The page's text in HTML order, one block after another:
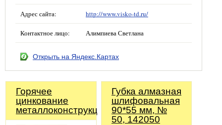
Адрес сайта: http://www.visko-td.ru/
Контактное лицо: Алимпиева Светлана
Открыть на Яндекс.Картах
Горячее
цинкование
металлоконструкций
Губка алмазная
шлифовальная
90*55 мм, №
50, 142050